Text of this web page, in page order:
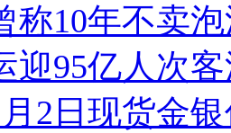
称10年不卖
迎95亿人次
2日现货金